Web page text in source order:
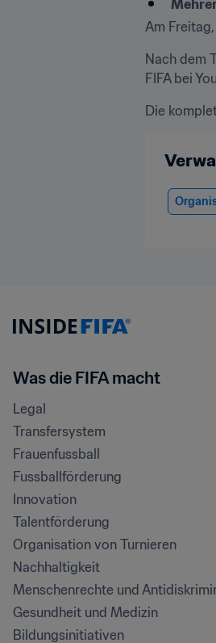
Am
Nach dem
FIFA bei
Die
Was die FIFA macht
Legal
Transfersystem
Frauenfussball
Fussballförderung
Innovation
Talentförderung
Organisation von Turnieren
Nachhaltigkeit
Menschenrechte und
Gesundheit und Medizin
Bildungsinitiativen